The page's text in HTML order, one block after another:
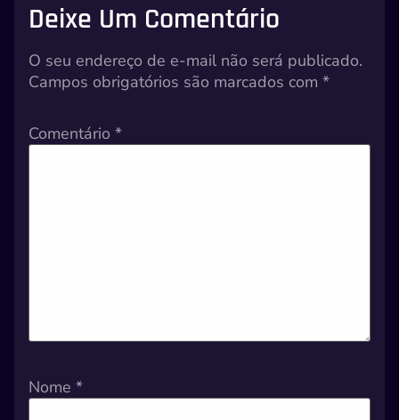
Deixe Um Comentário
O seu endereço de e-mail não será publicado.
Campos obrigatórios são marcados com *
Comentário *
Nome *